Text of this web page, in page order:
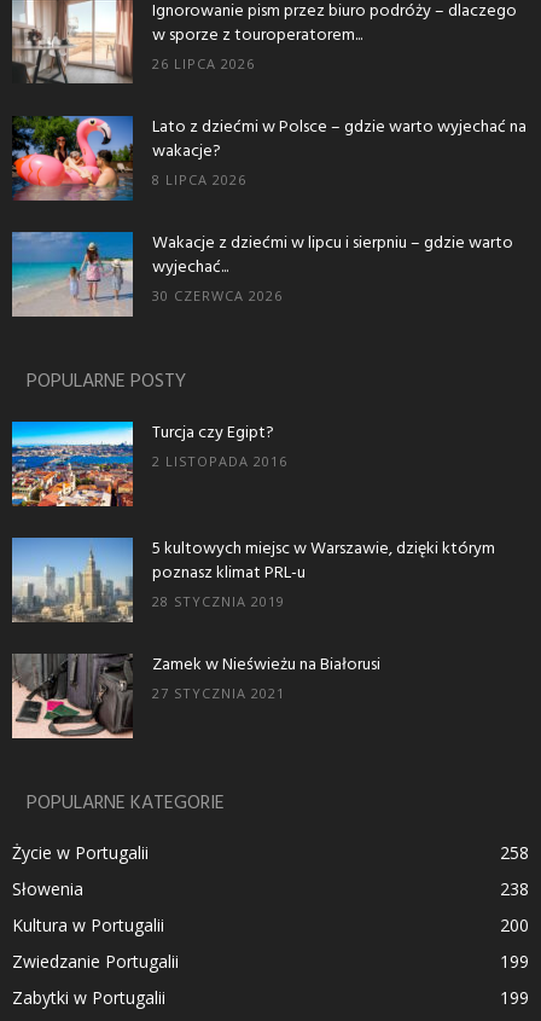
Ignorowanie pism przez biuro podróży – dlaczego
w sporze z touroperatorem...
26 LIPCA 2026
Lato z dziećmi w Polsce – gdzie warto wyjechać na
wakacje?
8 LIPCA 2026
Wakacje z dziećmi w lipcu i sierpniu – gdzie warto
wyjechać...
30 CZERWCA 2026
POPULARNE POSTY
Turcja czy Egipt?
2 LISTOPADA 2016
5 kultowych miejsc w Warszawie, dzięki którym
poznasz klimat PRL-u
28 STYCZNIA 2019
Zamek w Nieświeżu na Białorusi
27 STYCZNIA 2021
POPULARNE KATEGORIE
Życie w Portugalii
258
Słowenia
238
Kultura w Portugalii
200
Zwiedzanie Portugalii
199
Zabytki w Portugalii
199